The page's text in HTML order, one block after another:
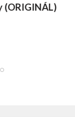
Dýně